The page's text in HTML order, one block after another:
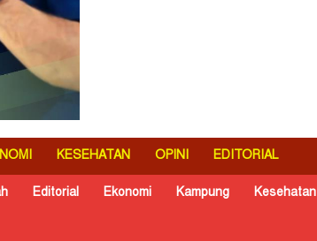
KESEHATAN OPINI EDITORIAL
Editorial Ekonomi Kampung Kesehatan